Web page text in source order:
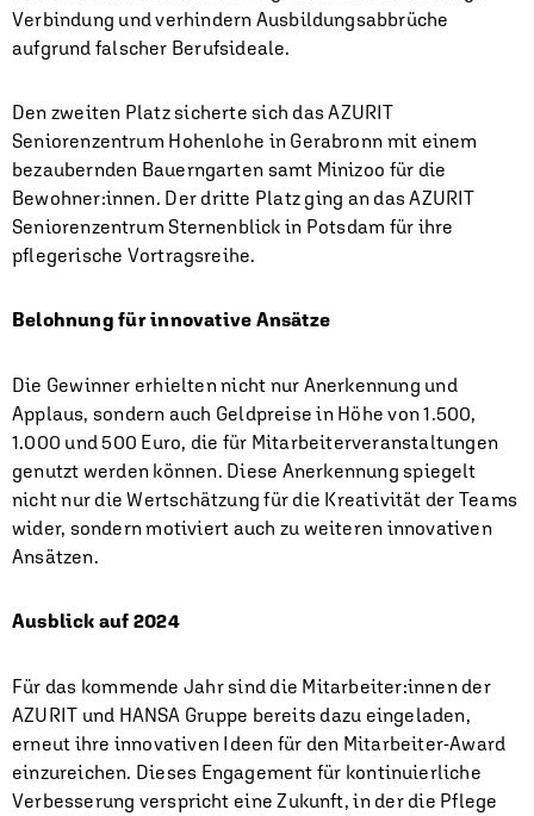
Verbindung und verhindern Ausbildungsabbrüche
aufgrund falscher Berufsideale.
Den zweiten Platz sicherte sich das AZURIT
Seniorenzentrum Hohenlohe in Gerabronn mit einem
bezaubernden Bauerngarten samt Minizoo für die
Bewohner:innen. Der dritte Platz ging an das AZURIT
Seniorenzentrum Sternenblick in Potsdam für ihre
pflegerische Vortragsreihe.
Belohnung für innovative Ansätze
Die Gewinner erhielten nicht nur Anerkennung und
Applaus, sondern auch Geldpreise in Höhe von 1.500,
1.000 und 500 Euro, die für Mitarbeiterveranstaltungen
genutzt werden können. Diese Anerkennung spiegelt
nicht nur die Wertschätzung für die Kreativität der Teams
wider, sondern motiviert auch zu weiteren innovativen
Ansätzen.
Ausblick auf 2024
Für das kommende Jahr sind die Mitarbeiter:innen der
AZURIT und HANSA Gruppe bereits dazu eingeladen,
erneut ihre innovativen Ideen für den Mitarbeiter-Award
einzureichen. Dieses Engagement für kontinuierliche
Verbesserung verspricht eine Zukunft, in der die Pflege